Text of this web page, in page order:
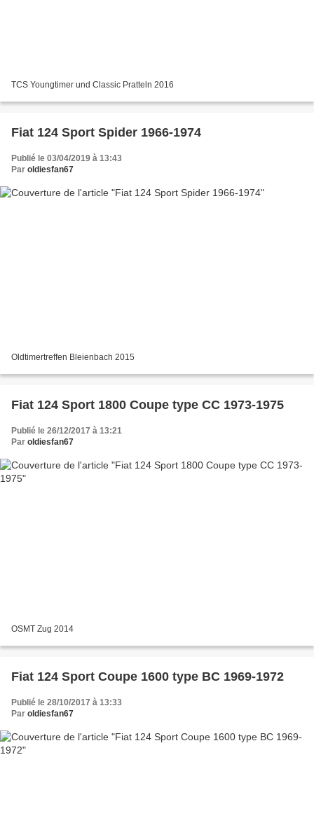
TCS Youngtimer und Classic Pratteln 2016
Fiat 124 Sport Spider 1966-1974
Publié le 03/04/2019 à 13:43
Par oldiesfan67
Oldtimertreffen Bleienbach 2015
Fiat 124 Sport 1800 Coupe type CC 1973-1975
Publié le 26/12/2017 à 13:21
Par oldiesfan67
OSMT Zug 2014
Fiat 124 Sport Coupe 1600 type BC 1969-1972
Publié le 28/10/2017 à 13:33
Par oldiesfan67